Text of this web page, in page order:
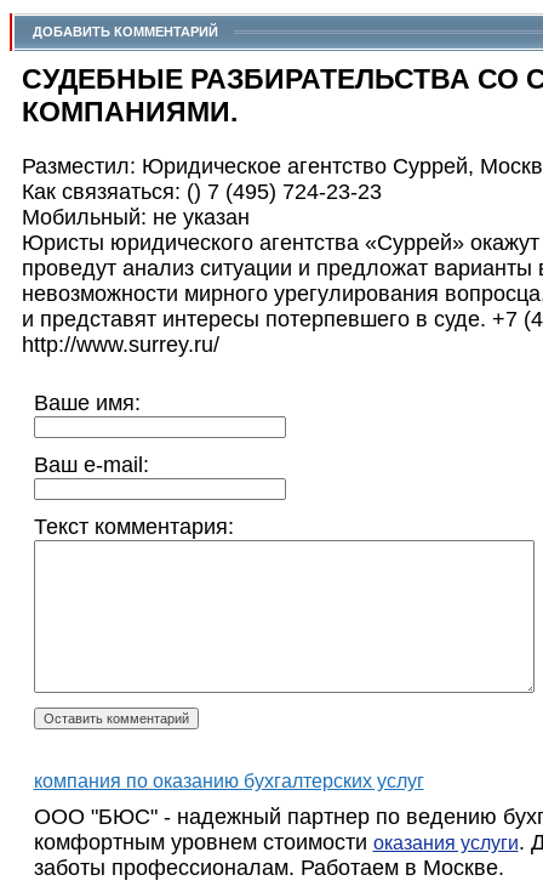
ДОБАВИТЬ КОММЕНТАРИЙ
СУДЕБНЫЕ РАЗБИРАТЕЛЬСТВА СО
КОМПАНИЯМИ.
Разместил: Юридическое агентство Суррей,
Как связяаться: () 7 (495) 724-23-23
Мобильный: не указан
Юристы юридического агентства «Суррей»
проведут анализ ситуации и предложат
невозможности мирного урегулирования
и представят интересы потерпевшего в суде. +7
http://www.surrey.ru/
Ваше имя:
Ваш e-mail:
Текст комментария:
компания по оказанию бухгалтерских услуг
ООО "БЮС" - надежный партнер по ведению
комфортным уровнем стоимости оказания услуги.
заботы профессионалам. Работаем в Москве.